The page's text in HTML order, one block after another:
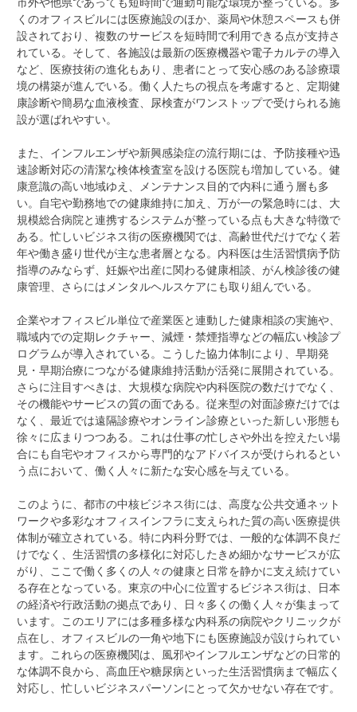
くのオフィスビルには医療施設のほか、薬局や休憩スペースも併
設されており、複数のサービスを短時間で利用できる点が支持さ
れている。そして、各施設は最新の医療機器や電子カルテの導入
など、医療技術の進化もあり、患者にとって安心感のある診療環
境の構築が進んでいる。働く人たちの視点を考慮すると、定期健
康診断や簡易な血液検査、尿検査がワンストップで受けられる施
設が選ばれやすい。
また、インフルエンザや新興感染症の流行期には、予防接種や迅
速診断対応の清潔な検体検査室を設ける医院も増加している。健
康意識の高い地域ゆえ、メンテナンス目的で内科に通う層も多
い。自宅や勤務地での健康維持に加え、万が一の緊急時には、大
規模総合病院と連携するシステムが整っている点も大きな特徴で
ある。忙しいビジネス街の医療機関では、高齢世代だけでなく若
年や働き盛り世代が主な患者層となる。内科医は生活習慣病予防
指導のみならず、妊娠や出産に関わる健康相談、がん検診後の健
康管理、さらにはメンタルヘルスケアにも取り組んでいる。
企業やオフィスビル単位で産業医と連動した健康相談の実施や、
職域内での定期レクチャー、減煙・禁煙指導などの幅広い検診プ
ログラムが導入されている。こうした協力体制により、早期発
見・早期治療につながる健康維持活動が活発に展開されている。
さらに注目すべきは、大規模な病院や内科医院の数だけでなく、
その機能やサービスの質の面である。従来型の対面診療だけでは
なく、最近では遠隔診療やオンライン診療といった新しい形態も
徐々に広まりつつある。これは仕事の忙しさや外出を控えたい場
合にも自宅やオフィスから専門的なアドバイスが受けられるとい
う点において、働く人々に新たな安心感を与えている。
このように、都市の中核ビジネス街には、高度な公共交通ネット
ワークや多彩なオフィスインフラに支えられた質の高い医療提供
体制が確立されている。特に内科分野では、一般的な体調不良だ
けでなく、生活習慣の多様化に対応したきめ細かなサービスが広
がり、ここで働く多くの人々の健康と日常を静かに支え続けてい
る存在となっている。東京の中心に位置するビジネス街は、日本
の経済や行政活動の拠点であり、日々多くの働く人々が集まって
います。このエリアには多種多様な内科系の病院やクリニックが
点在し、オフィスビルの一角や地下にも医療施設が設けられてい
ます。これらの医療機関は、風邪やインフルエンザなどの日常的
な体調不良から、高血圧や糖尿病といった生活習慣病まで幅広く
対応し、忙しいビジネスパーソンにとって欠かせない存在です。